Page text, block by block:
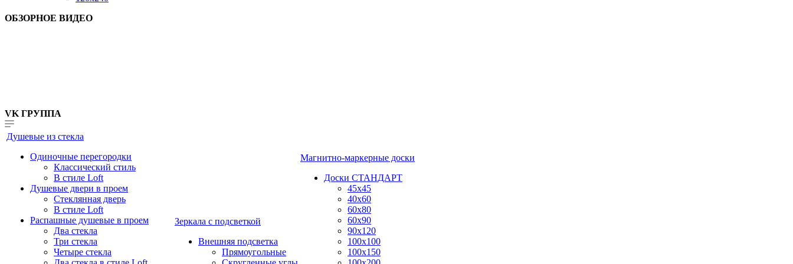
ОБЗОРНОЕ ВИДЕО
VK ГРУППА
Душевые из стекла
Одиночные перегородки
Классический стиль
В стиле Loft
Душевые двери в проем
Стеклянная дверь
В стиле Loft
Распашные душевые в проем
Два стекла
Три стекла
Четыре стекла
Зеркала с подсветкой
Внешняя подсветка
Прямоугольные
Магнитно-маркерные доски
Доски СТАНДАРТ
45x45
40x60
60x80
60x90
90x120
100x100
100x150